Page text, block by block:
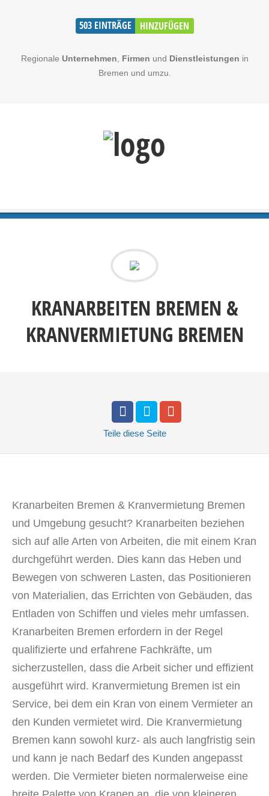
503 EINTRÄGE HINZUFÜGEN
Regionale Unternehmen Firmen und Dienstleistungen in
Bremen und umzu.
KRANARBEITEN BREMEN &
KRANVERMIETUNG BREMEN
Teile diese Seite
Kranarbeiten Bremen & Kranvermietung Bremen
und Umgebung gesucht? Kranarbeiten beziehen
sich auf alle Arten von Arbeiten, die mit einem Kran
durchgeführt werden. Dies kann das Heben und
Bewegen von schweren Lasten, das Positionieren
von Materialien, das Errichten von Gebäuden, das
Entladen von Schiffen und vieles mehr umfassen.
Kranarbeiten Bremen erfordern in der Regel
qualifizierte und erfahrene Fachkräfte, um
sicherzustellen, dass die Arbeit sicher und effizient
ausgeführt wird. Kranvermietung Bremen ist ein
Service, bei dem ein Kran von einem Vermieter an
den Kunden vermietet wird. Die Kranvermietung
Bremen kann sowohl kurz- als auch langfristig sein
und kann je nach Bedarf des Kunden angepasst
werden. Die Vermieter bieten normalerweise eine